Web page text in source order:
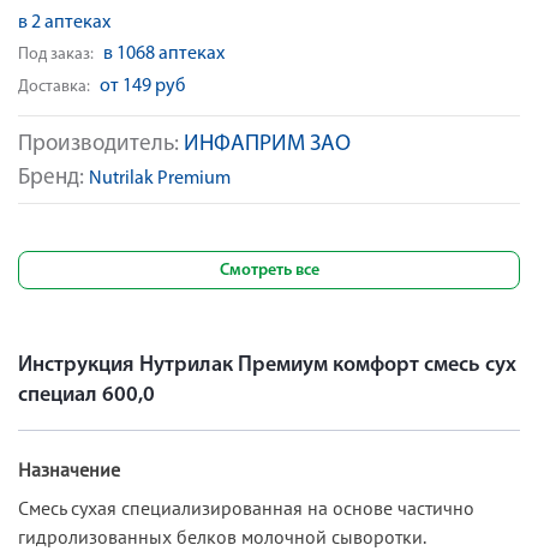
Производитель: ИНФАПРИМ ЗАО
Бренд: Nutrilak Premium
в 2 аптеках
Под заказ: в 1068 аптеках
Доставка: от 149 руб
Смотреть все
Инструкция Нутрилак Премиум комфорт смесь сух
специал 600,0
Назначение
Смесь сухая специализированная на основе частично
гидролизованных белков молочной сыворотки.